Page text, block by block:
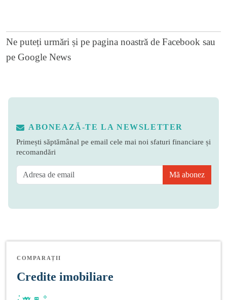
Ne puteți urmări și pe pagina noastră de Facebook sau
pe Google News
ABONEAZĂ-TE LA NEWSLETTER
Primești săptămânal pe email cele mai noi sfaturi financiare și
recomandări
Mă abonez
COMPARAȚII
Credite imobiliare